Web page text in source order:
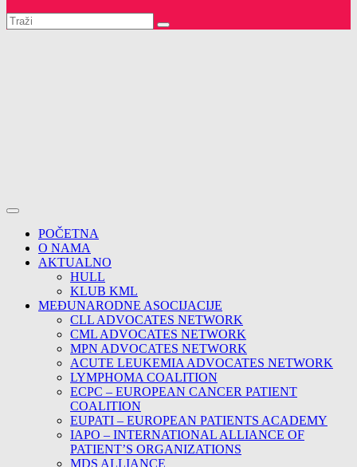
POČETNA
O NAMA
AKTUALNO
HULL
KLUB KML
MEĐUNARODNE ASOCIJACIJE
CLL ADVOCATES NETWORK
CML ADVOCATES NETWORK
MPN ADVOCATES NETWORK
ACUTE LEUKEMIA ADVOCATES NETWORK
LYMPHOMA COALITION
ECPC – EUROPEAN CANCER PATIENT
COALITION
EUPATI – EUROPEAN PATIENTS ACADEMY
IAPO – INTERNATIONAL ALLIANCE OF
PATIENT’S ORGANIZATIONS
MDS ALLIANCE